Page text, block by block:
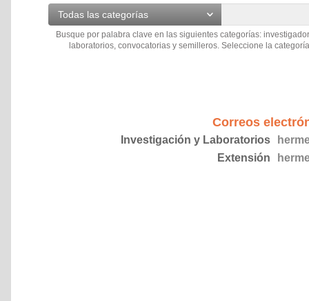
Todas las categorías
Busque por palabra clave en las siguientes categorías:
laboratorios, convocatorias y semilleros. Seleccione la
Correos
Investigación y Laboratorios
Extensión